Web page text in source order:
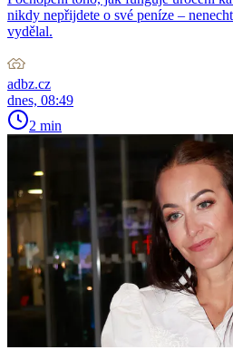
nikdy nepřijdete o své peníze –
vydělal.
adbz.cz
dnes, 08:49
2 min